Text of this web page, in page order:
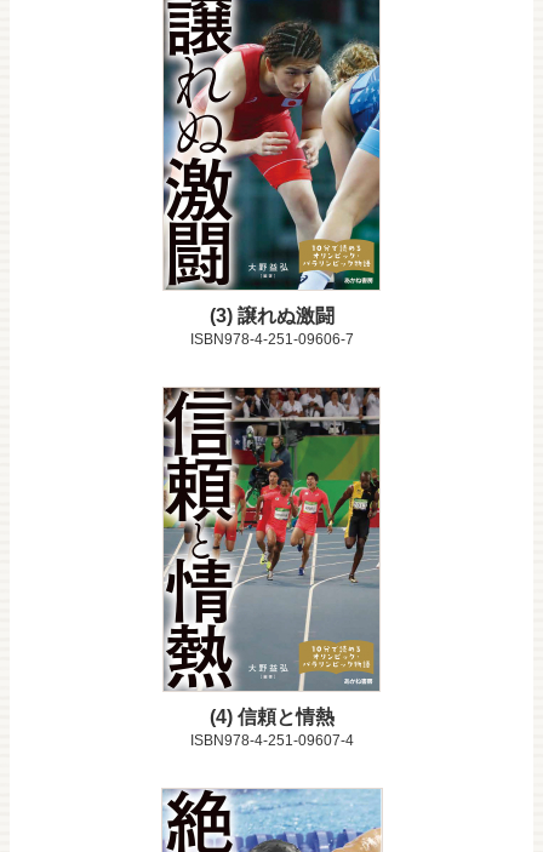
3 譲れぬ激闘
ISBN978-4-251-09606-7
4 信頼と情熱
ISBN978-4-251-09607-4